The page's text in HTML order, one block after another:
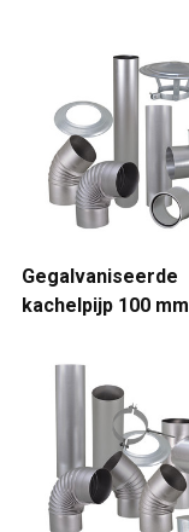
Gegalvaniseerde
kachelpijp 100 mm